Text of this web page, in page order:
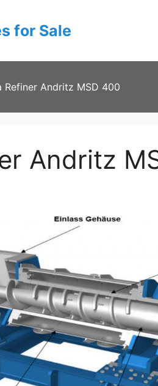
for Sale
Refiner Andritz MSD 400
Andritz